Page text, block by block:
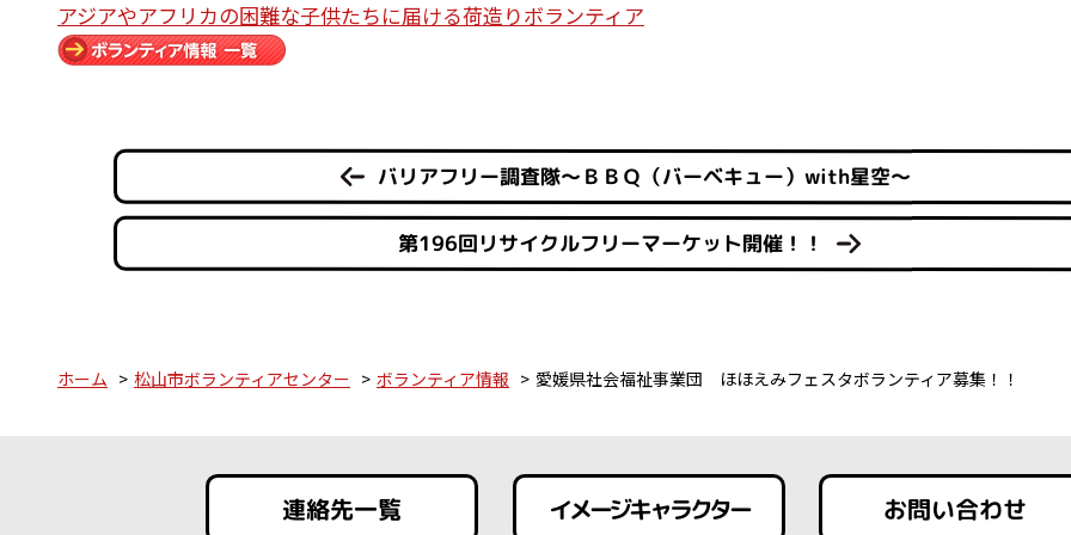
アジアやアフリカの困難な子供たちに届ける荷造りボランティア
バリアフリー調査隊～ＢＢＱ（バーベキュー）with星空～
第196回リサイクルフリーマーケット開催！！
ホーム 松山市ボランティアセンター ボランティア情報 愛媛県社会福祉事業団 ほほえみフェスタボランティア募集！！
連絡先一覧 イメージキャラクター お問い合わせ